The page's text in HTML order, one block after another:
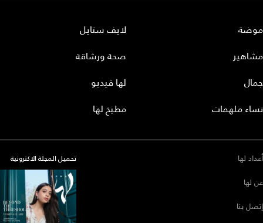
موضة
مشاهير
جمال
نساء ملهمات
لايف ستايل
صحة ورشاقة
لها فيديو
مطبخ لها
أعداد لها
عن لها
إتصل بنا
تحميل المجلة الاكترونية